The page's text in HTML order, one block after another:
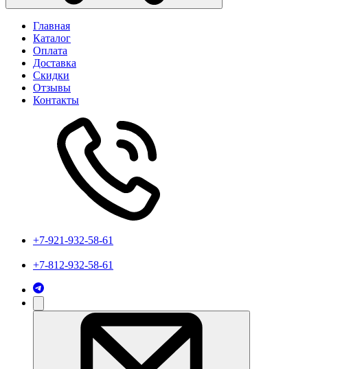
Главная
Каталог
Оплата
Доставка
Скидки
Отзывы
Контакты
+7-921-932-58-61
+7-812-932-58-61